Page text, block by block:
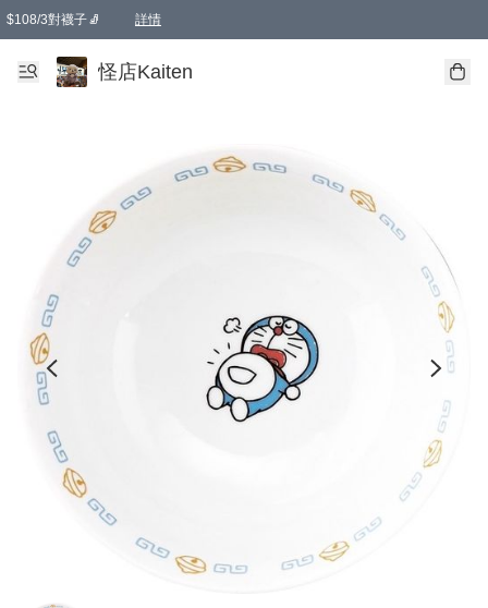
$108/3對襪子🧦 詳情
卡通傘☂️2把8折
購物滿 HKD 650.00即享免運費優惠！（適用於 本地送貨、本地取貨 )
怪店Kaiten